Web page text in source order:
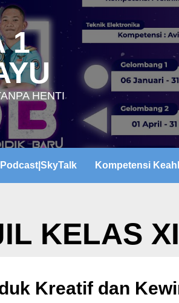
1
HENTI
Podcast|SkyTalk Kompetensi
KELAS
Kreatif dan